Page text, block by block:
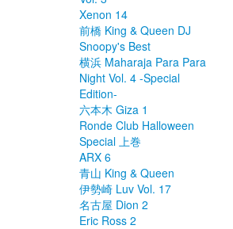
Xenon 14
前橋 King & Queen DJ
Snoopy's Best
横浜 Maharaja Para Para
Night Vol. 4 -Special
Edition-
六本木 Giza 1
Ronde Club Halloween
Special 上巻
ARX 6
青山 King & Queen
伊勢崎 Luv Vol. 17
名古屋 Dion 2
Eric Ross 2